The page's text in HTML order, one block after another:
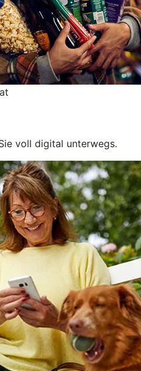
voll digital unterwegs.